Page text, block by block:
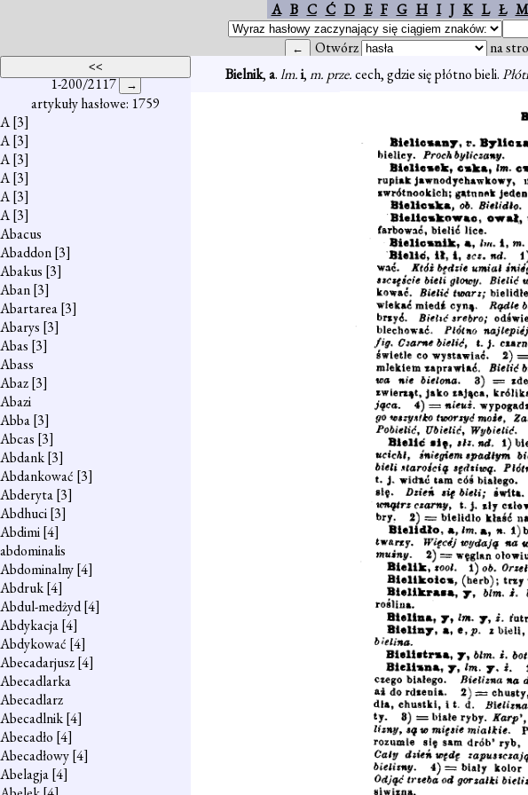
A B C Ć D E F G H I J K L Ł M
Otwórz na
1-200/2117
artykuły hasłowe: 1759
A[3]
A[3]
A[3]
A[3]
A[3]
A[3]
Abacus
Abaddon[3]
Abakus [3]
Aban[3]
Abartarea[3]
Abarys [3]
Abas [3]
Abass
Abaz[3]
Abazi
Abba[3]
Abcas [3]
Abdank[3]
Abdankować [3]
Abderyta[3]
Abdhuci[3]
Abdimi[4]
abdominalis
Abdominalny[4]
Abdruk[4]
Abdul-medżyd[4]
Abdykacja[4]
Abdykować [4]
Abecadarjusz[4]
Abecadlarka
Abecadlarz
Abecadlnik[4]
Abecadło [4]
Abecadłowy[4]
Abelagja[4]
Bielnik,a.lm.i,m. prze.cech, gdzie się płótno bieli.